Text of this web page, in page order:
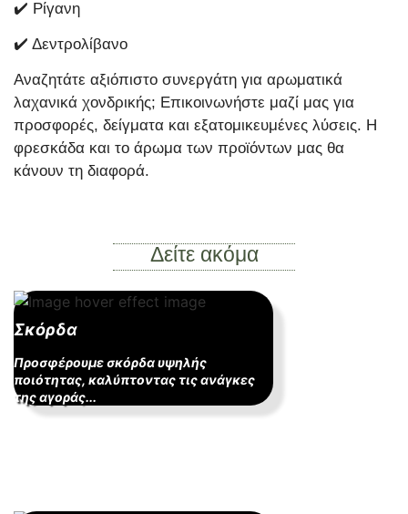
✔️ Ρίγανη
✔️ Δεντρολίβανο
Αναζητάτε αξιόπιστο συνεργάτη για αρωματικά
λαχανικά χονδρικής; Επικοινωνήστε μαζί μας για
προσφορές, δείγματα και εξατομικευμένες λύσεις. Η
φρεσκάδα και το άρωμα των προϊόντων μας θα
κάνουν τη διαφορά.
Δείτε ακόμα
Σκόρδα
Προσφέρουμε σκόρδα υψηλής
ποιότητας, καλύπτοντας τις ανάγκες
της αγοράς...